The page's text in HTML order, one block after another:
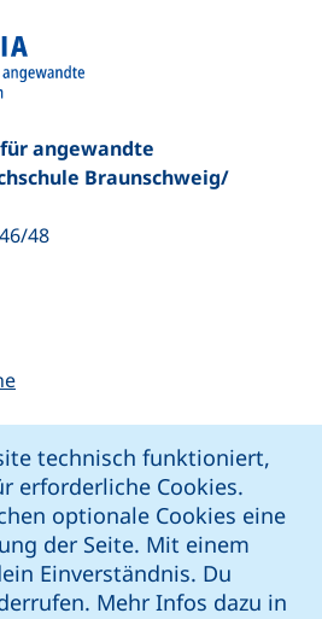
technisch funktioniert,
erforderliche Cookies.
optionale Cookies eine
der Seite. Mit einem
Einverständnis. Du
Mehr Infos dazu in
angewandte
Braunschweig/​
48
Link, öffnet neues Fenster)
einen Telefonanruf, wenn Ihr
Ihr E-Mail-Programm)
(externer Link, öffnet neues
Seite (externer Link, öffnet
Seite (externer Link,
YouTube-Seite (externer